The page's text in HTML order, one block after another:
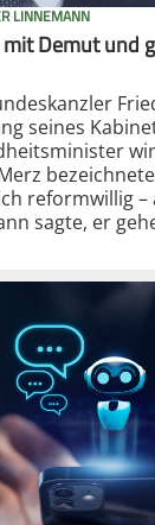
LINNEMANN
Demut und
seines
reformwillig –
sagte, er